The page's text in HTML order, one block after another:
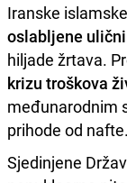
Iranske
oslabljene
hiljade žrtava.
krizu troškova
međunarodnim
prihode od nafte.
Sjedinjene